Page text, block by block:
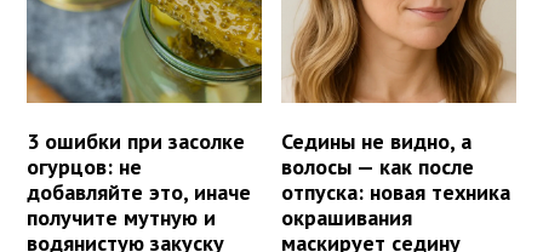
3 ошибки при засолке
огурцов: не
добавляйте это, иначе
получите мутную и
водянистую закуску
Седины не видно, а
волосы — как после
отпуска: новая техника
окрашивания
маскирует седину